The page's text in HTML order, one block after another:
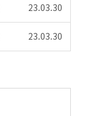
23.03.30
23.03.30